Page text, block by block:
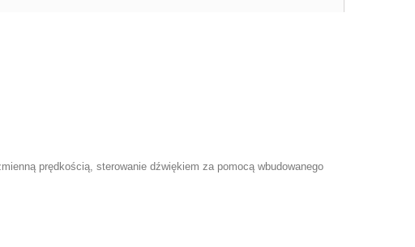
prędkością, sterowanie dźwiękiem za pomocą wbudowanego